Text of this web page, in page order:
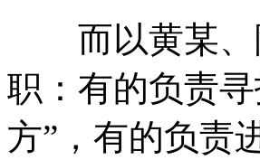
而以黄某、
职：有的负责
方”，有的负责